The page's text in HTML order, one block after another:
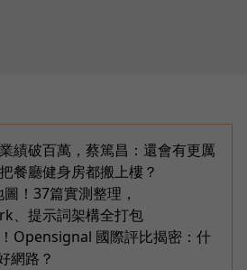
績破百萬，蔡篤昌：還會有更厲
餐廳健身房都搬上樓？
！37篇實測整理，
、提示詞架構全打包
Opensignal 國際評比揭密：什
網路？